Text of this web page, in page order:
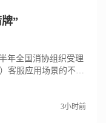
”
年全国消协组织受理
客服应用场景的不断
3小时前